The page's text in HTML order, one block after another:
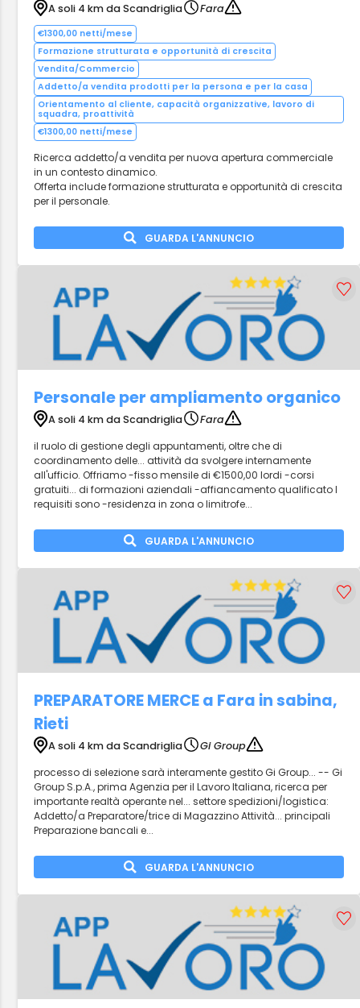
A soli 4 km da Scandriglia Fara
€1300,00 netti/mese
Formazione strutturata e opportunità di crescita
Vendita/Commercio
Addetto/a vendita prodotti per la persona e per la casa
Orientamento al cliente, capacità organizzative, lavoro di
squadra, proattività
€1300,00 netti/mese
Ricerca addetto/a vendita per nuova apertura commerciale
in un contesto dinamico.
Offerta include formazione strutturata e opportunità di crescita
per il personale.
GUARDA L'ANNUNCIO
Personale per ampliamento organico
A soli 4 km da Scandriglia
Fara
il ruolo di gestione degli appuntamenti, oltre che di
coordinamento delle... attività da svolgere internamente
all'ufficio. Offriamo -fisso mensile di €1500,00 lordi -corsi
gratuiti... di formazioni aziendali -affiancamento qualificato I
requisiti sono -residenza in zona o limitrofe...
GUARDA L'ANNUNCIO
PREPARATORE MERCE a Fara in sabina,
Rieti
A soli 4 km da Scandriglia
Gi Group
processo di selezione sarà interamente gestito Gi Group... -- Gi
Group S.p.A., prima Agenzia per il Lavoro Italiana, ricerca per
importante realtà operante nel... settore spedizioni/logistica:
Addetto/a Preparatore/trice di Magazzino Attività... principali
Preparazione bancali e...
GUARDA L'ANNUNCIO